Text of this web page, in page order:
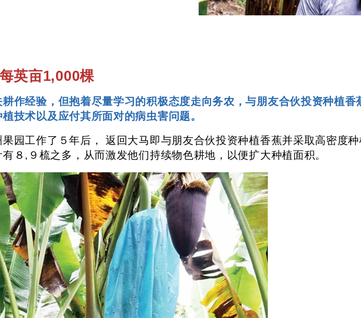
英亩1,000棵
作经验，但抱着尽量学习的积极态度走向务农，与朋友合伙投资种植
技术以及应付其所面对的病虫害问题。
园工作了５年后， 返回大马即与朋友合伙投资种植香蕉并采取高密度
８,９梳之多，从而激发他们持续物色耕地，以便扩大种植面积。